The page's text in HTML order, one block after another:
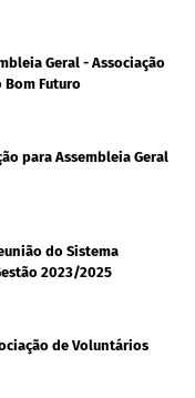
Geral - Associação
Bom Futuro
para Assembleia Geral
do Sistema
2023/2025
de Voluntários